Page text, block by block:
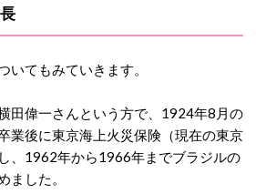
いてもみていきます。
田偉一さんという方で、1924年8月の
業後に東京海上火災保険（現在の東京
、1962年から1966年までブラジルの
ました。